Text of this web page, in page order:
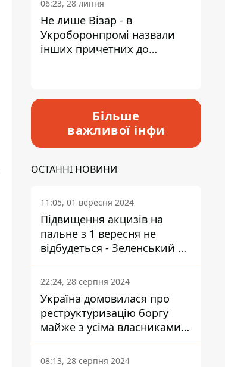
06:23, 28 липня
Не лише Візар - в
Укроборонпромі назвали
інших причетних до
Більше
важливої інфи
ОСТАННІ НОВИНИ
11:05, 01 вересня 2024
Підвищення акцизів на
пальне з 1 вересня не
відбудеться - Зеленський не
підписав закон
22:24, 28 серпня 2024
Україна домовилася про
реструктуризацію боргу
майже з усіма власниками
єврооблігацій: що це
означає для країни
08:13, 28 серпня 2024